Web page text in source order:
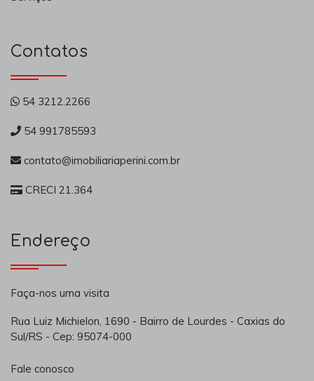
Contatos
54 3212.2266
54 991785593
contato@imobiliariaperini.com.br
CRECI 21.364
Endereço
Faça-nos uma visita
Rua Luiz Michielon, 1690 - Bairro de Lourdes - Caxias do
Sul/RS - Cep: 95074-000
Fale conosco